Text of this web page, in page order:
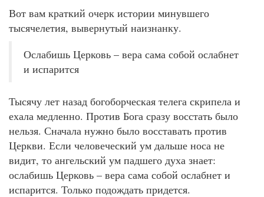
Вот вам краткий очерк истории минувшего
тысячелетия, вывернутый наизнанку.
Ослабишь Церковь – вера сама собой ослабнет
и испарится
Тысячу лет назад богоборческая телега скрипела и
ехала медленно. Против Бога сразу восстать было
нельзя. Сначала нужно было восставать против
Церкви. Если человеческий ум дальше носа не
видит, то ангельский ум падшего духа знает:
ослабишь Церковь – вера сама собой ослабнет и
испарится. Только подождать придется.